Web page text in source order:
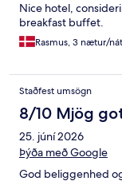
Nice hotel,
breakfast buffet.
Rasmus, 3 nætur/
Staðfest umsögn
8/10 Mjög
25. júní 2026
Þýða með Google
God beliggenhed